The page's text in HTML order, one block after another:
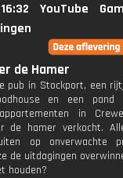
YouTube
de Hamer
pub in Stockport, een
en een
in
de hamer verkocht.
op onverwachte
de uitdagingen
houden?